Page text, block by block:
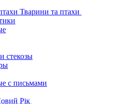
Тварини та птахи
стекозы
с письмами
Рік